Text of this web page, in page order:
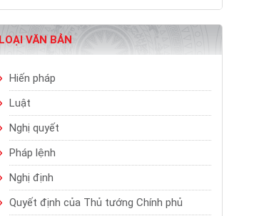
LOẠI VĂN BẢN
Hiến pháp
Luật
Nghị quyết
Pháp lệnh
Nghị định
Quyết định của Thủ tướng Chính phủ